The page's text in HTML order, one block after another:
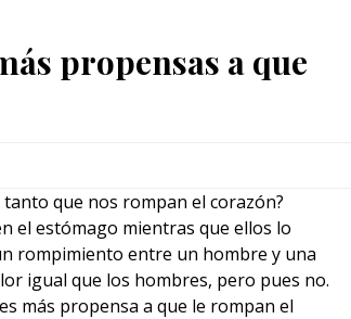
propensas a que
que nos rompan el corazón?
el estómago mientras que ellos lo
rompimiento entre un hombre y una
igual que los hombres, pero pues no.
más propensa a que le rompan el